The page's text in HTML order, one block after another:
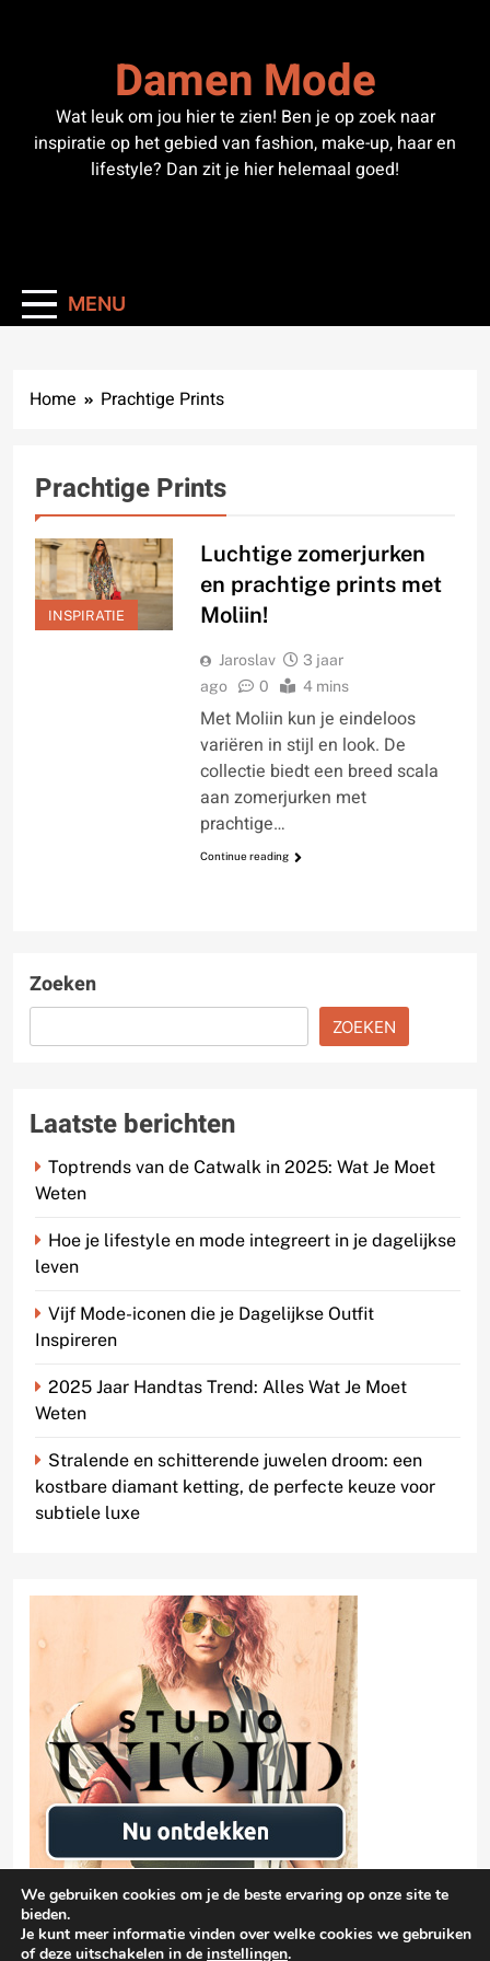
Damen Mode
Wat leuk om jou hier te zien! Ben je op zoek naar
inspiratie op het gebied van fashion, make-up, haar en
lifestyle? Dan zit je hier helemaal goed!
MENU
Home Prachtige Prints
Prachtige Prints
INSPIRATIE
Luchtige zomerjurken
en prachtige prints met
Moliin!
Jaroslav
3 jaar
ago
0 4 mins
Met Moliin kun je eindeloos
variëren in stijl en look. De
collectie biedt een breed scala
aan zomerjurken met
prachtige…
Continue reading
Zoeken
ZOEKEN
Laatste berichten
Toptrends van de Catwalk in 2025: Wat Je Moet
Weten
Hoe je lifestyle en mode integreert in je dagelijkse
leven
Vijf Mode-iconen die je Dagelijkse Outfit
Inspireren
2025 Jaar Handtas Trend: Alles Wat Je Moet
Weten
Stralende en schitterende juwelen droom: een
kostbare diamant ketting, de perfecte keuze voor
subtiele luxe
We gebruiken cookies om je de beste ervaring op onze site te
bieden.
Je kunt meer informatie vinden over welke cookies we gebruiken
of deze uitschakelen in de instellingen.